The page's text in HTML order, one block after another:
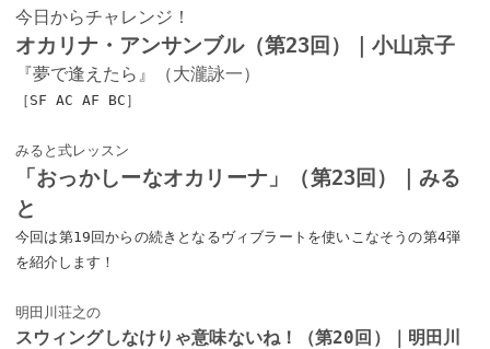
今日からチャレンジ！
オカリナ・アンサンブル（第23回）｜小山京子
『夢で逢えたら』（大瀧詠一）
［SF AC AF BC］
みると式レッスン
「おっかしーなオカリーナ」（第23回）｜みる
と
今回は第19回からの続きとなるヴィブラートを使いこなそうの第4弾
を紹介します！
明田川荘之の
スウィングしなけりゃ意味ないね！（第20回）｜明田川